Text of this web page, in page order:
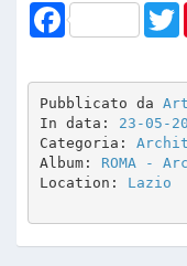
Facebook
Pubblicato da
In data: 23-05-
Categoria:
Album: ROMA -
Location: Lazio